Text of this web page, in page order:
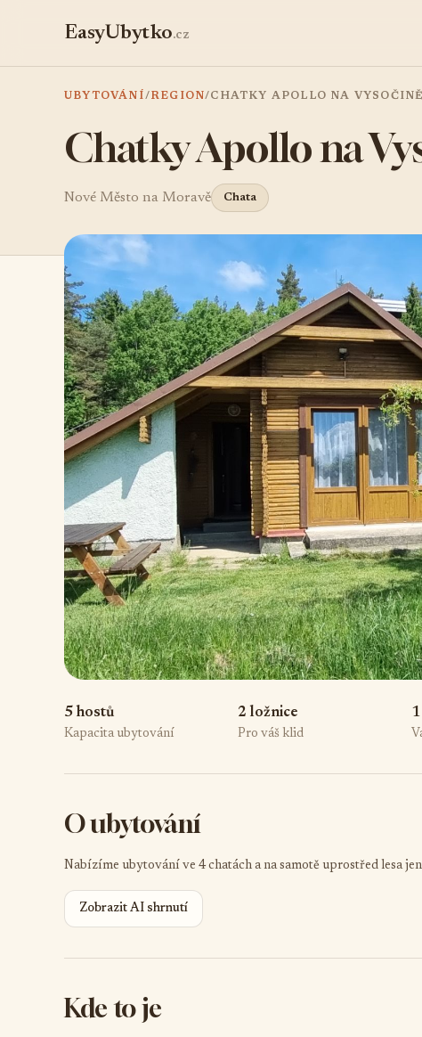
EasyUbytko.cz
UBYTOVÁNÍ/REGION/CHATKY APOLLO NA VYSOČINĚ
Chatky Apollo na
Nové Město na Moravě Chata
5 hostů
Kapacita ubytování
2 ložnice
Pro váš klid
O ubytování
Nabízíme ubytování ve 4 chatách a na samotě uprostřed lesa
Zobrazit AI shrnutí
Kde to je